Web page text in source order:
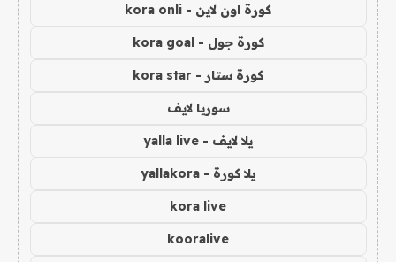
كورة اون لاين - kora onli
كورة جول - kora goal
كورة ستار - kora star
سوريا لايف
يلا لايف - yalla live
يلا كورة - yallakora
kora live
kooralive